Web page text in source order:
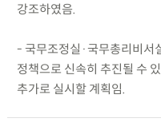
강조하였음.
- 국무조정실·국무총리비서
정책으로 신속히 추진될 수
추가로 실시할 계획임.